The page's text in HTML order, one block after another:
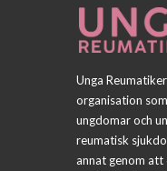
Unga
organisation
ungdomar och
reumatisk
annat genom